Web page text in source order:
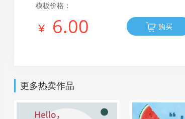
模板价格：
6.00 购买
更多热卖作品